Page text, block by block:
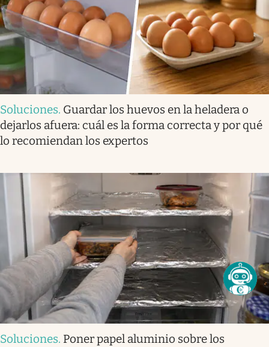
Soluciones. Guardar los huevos en la heladera o
dejarlos afuera: cuál es la forma correcta y por qué
lo recomiendan los expertos
Soluciones. Poner papel aluminio sobre los